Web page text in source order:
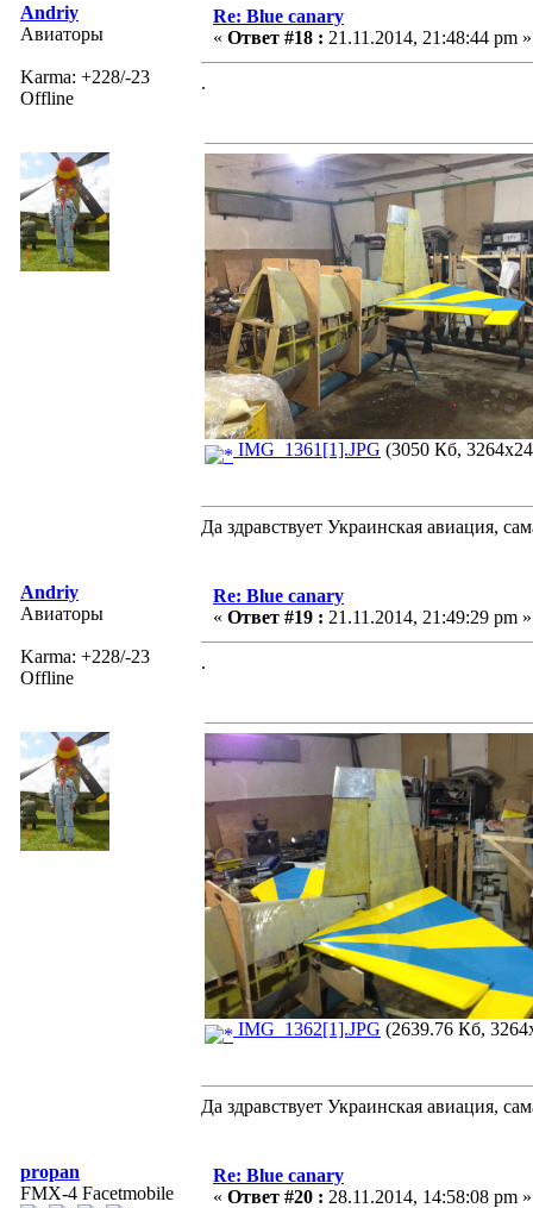
Andriy
Авиаторы
Karma: +228/-23
Offline
Re: Blue canary
« Ответ #18 : 21.11.2014, 21:48:44 pm »
.
IMG_1361[1].JPG (3050 Кб,
Да здравствует Украинская авиация,
Andriy
Авиаторы
Karma: +228/-23
Offline
Re: Blue canary
« Ответ #19 : 21.11.2014, 21:49:29 pm »
.
IMG_1362[1].JPG (2639.76 Кб,
Да здравствует Украинская авиация,
propan
FMX-4 Facetmobile
Re: Blue canary
« Ответ #20 : 28.11.2014, 14:58:08 pm »